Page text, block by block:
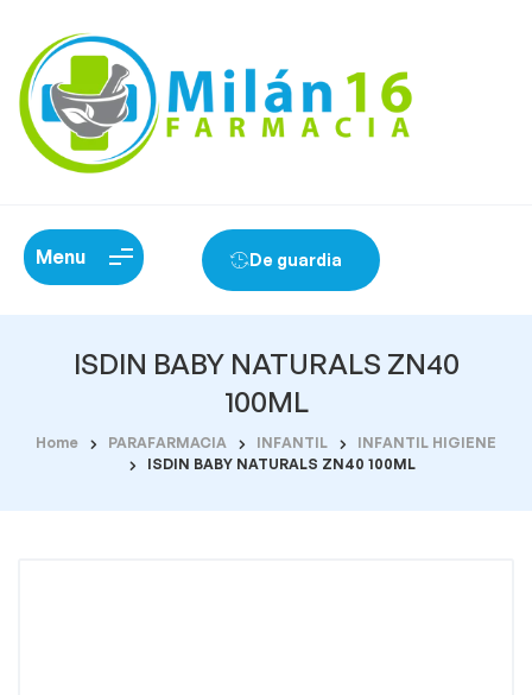
Menu De guardia
ISDIN BABY NATURALS ZN40
100ML
Home PARAFARMACIA INFANTIL
INFANTIL HIGIENE
ISDIN BABY NATURALS ZN40 100ML